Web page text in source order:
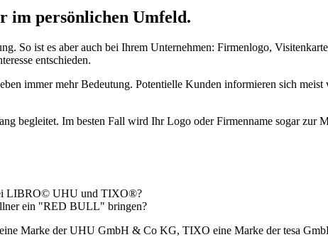
im persönlichen Umfeld.
So ist es aber auch bei Ihrem Unternehmen: Firmenlogo,
entschieden.
immer mehr Bedeutung. Potentielle Kunden informieren sich
begleitet. Im besten Fall wird Ihr Logo oder Firmenname sogar zur
LIBRO© UHU und TIXO®?
ein "RED BULL" bringen?
Marke der UHU GmbH & Co KG, TIXO eine Marke der tesa